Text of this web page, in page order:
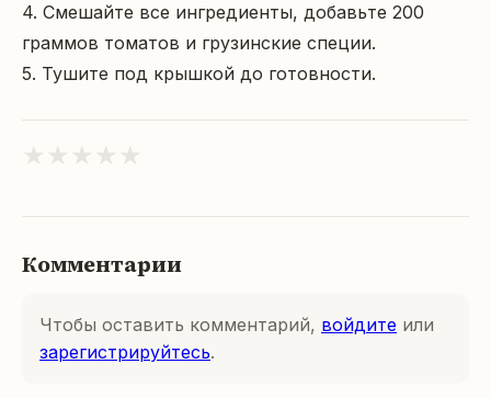
4. Смешайте все ингредиенты, добавьте 200
граммов томатов и грузинские специи.
5. Тушите под крышкой до готовности.
★ ★ ★ ★ ★
Комментарии
Чтобы оставить комментарий, войдите или
зарегистрируйтесь.